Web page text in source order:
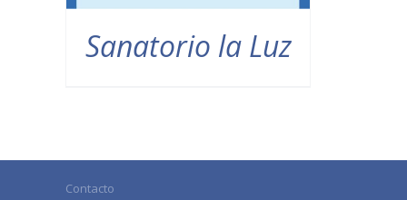
Sanatorio la Luz
Contacto